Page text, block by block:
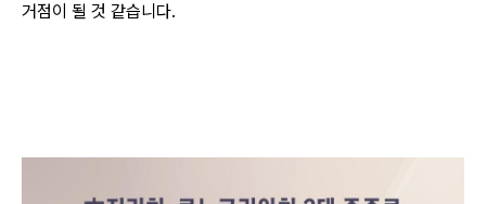
거점이 될 것 같습니다.